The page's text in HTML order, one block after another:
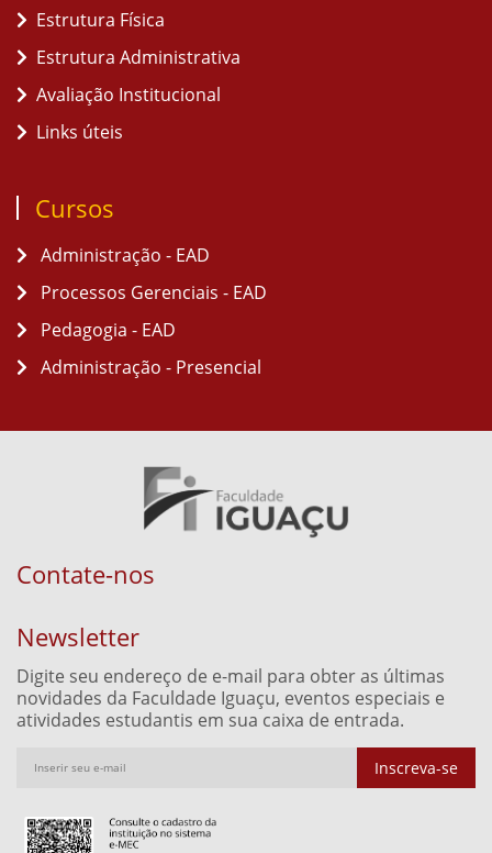
Estrutura Física
Estrutura Administrativa
Avaliação Institucional
Links úteis
Cursos
Administração - EAD
Processos Gerenciais - EAD
Pedagogia - EAD
Administração - Presencial
Contate-nos
Newsletter
Digite seu endereço de e-mail para obter as últimas
novidades da Faculdade Iguaçu, eventos especiais e
atividades estudantis em sua caixa de entrada.
Inscreva-se